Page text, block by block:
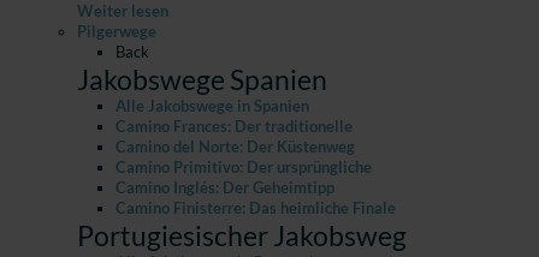
Weiter lesen
Pilgerwege
Back
Jakobswege Spanien
Alle Jakobswege in Spanien
Camino Frances: Der traditionelle
Camino del Norte: Der Küstenweg
Camino Primitivo: Der ursprüngliche
Camino Inglés: Der Geheimtipp
Camino Finisterre: Das heimliche Finale
Portugiesischer Jakobsweg